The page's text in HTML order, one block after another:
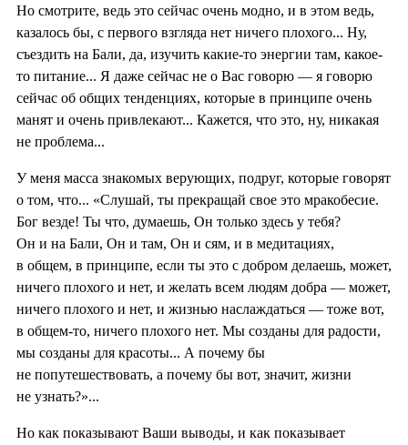
Но смотрите, ведь это сейчас очень модно, и в этом ведь,
казалось бы, с первого взгляда нет ничего плохого... Ну,
съездить на Бали, да, изучить какие-то энергии там, какое-
то питание... Я даже сейчас не о Вас говорю — я говорю
сейчас об общих тенденциях, которые в принципе очень
манят и очень привлекают... Кажется, что это, ну, никакая
не проблема...
У меня масса знакомых верующих, подруг, которые говорят
о том, что... «Слушай, ты прекращай свое это мракобесие.
Бог везде! Ты что, думаешь, Он только здесь у тебя?
Он и на Бали, Он и там, Он и сям, и в медитациях,
в общем, в принципе, если ты это с добром делаешь, может,
ничего плохого и нет, и желать всем людям добра — может,
ничего плохого и нет, и жизнью наслаждаться — тоже вот,
в общем-то, ничего плохого нет. Мы созданы для радости,
мы созданы для красоты... А почему бы
не попутешествовать, а почему бы вот, значит, жизни
не узнать?»...
Но как показывают Ваши выводы, и как показывает